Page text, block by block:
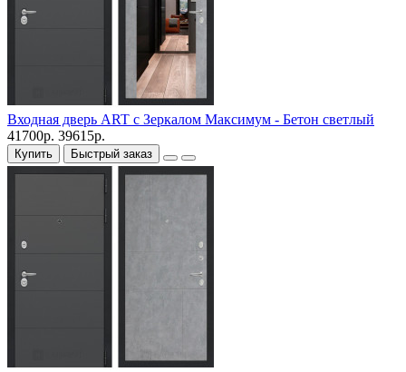
Входная дверь ART с Зеркалом Максимум - Бетон светлый
41700р. 39615р.
Купить Быстрый заказ